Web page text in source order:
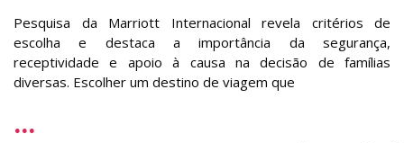
Pesquisa da Marriott Internacional revela critérios de
escolha e destaca a importância da segurança,
receptividade e apoio à causa na decisão de famílias
diversas. Escolher um destino de viagem que